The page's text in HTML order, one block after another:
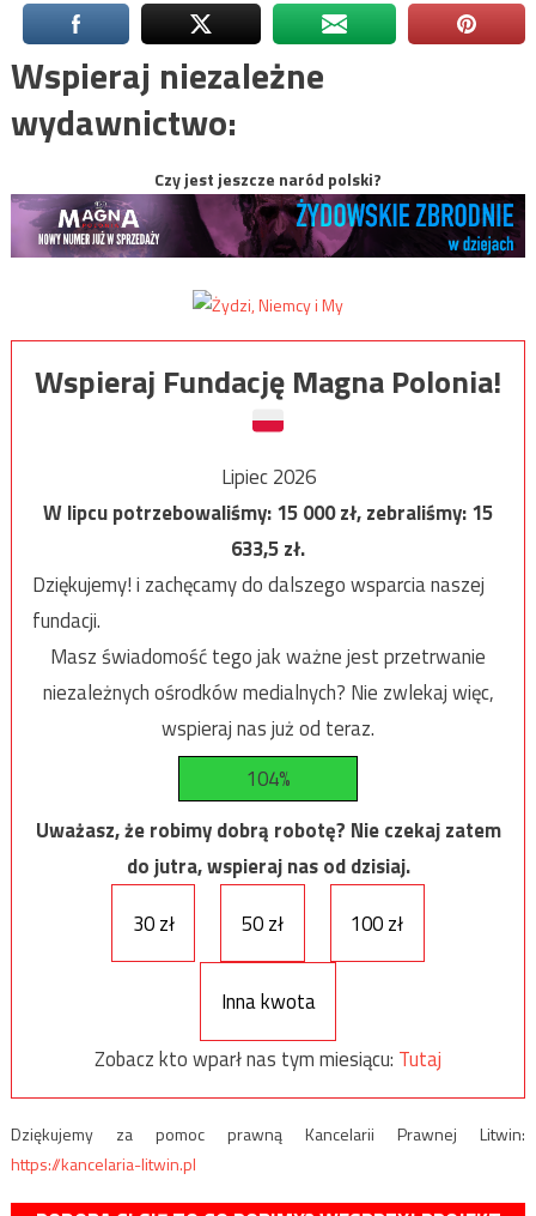
Wspieraj niezależne
wydawnictwo:
Czy jest jeszcze naród polski?
Wspieraj Fundację Magna Polonia!
Lipiec 2026
W lipcu potrzebowaliśmy:15 000zł, zebraliśmy:15
633,5zł.
Dziękujemy! i zachęcamy do dalszego wsparcia naszej
fundacji.
Masz świadomość tego jak ważne jest przetrwanie
niezależnych ośrodków medialnych? Nie zwlekaj więc,
wspieraj nas już od teraz.
104%
Uważasz, że robimy dobrą robotę? Nie czekaj zatem
do jutra, wspieraj nas od dzisiaj.
30 zł
50 zł 100 zł
Inna kwota
Zobacz kto wparł nas tym miesiącu: Tutaj
Dziękujemy za pomoc prawną Kancelarii Prawnej Litwin:
https://kancelaria-litwin.pl